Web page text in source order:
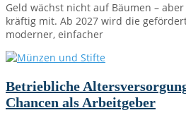
Geld wächst nicht auf Bäumen –
kräftig mit. Ab 2027 wird die
moderner, einfacher
Betriebliche
Chancen als Arbeitgeber